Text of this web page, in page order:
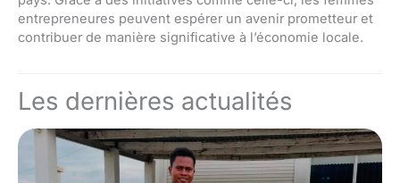
entrepreneures peuvent espérer un avenir prometteur et
contribuer de manière significative à l’économie locale.
Les dernières actualités